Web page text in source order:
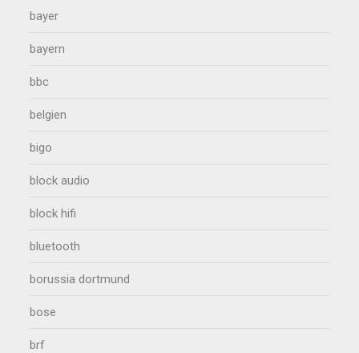
bayer
bayern
bbc
belgien
bigo
block audio
block hifi
bluetooth
borussia dortmund
bose
brf